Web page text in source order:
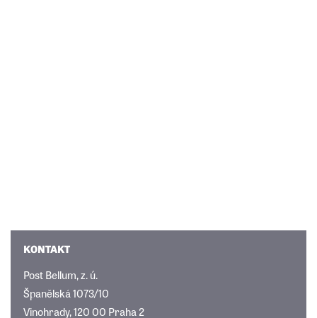
KONTAKT
Post Bellum, z. ú.
Španělská 1073/10
Vinohrady, 120 00 Praha 2